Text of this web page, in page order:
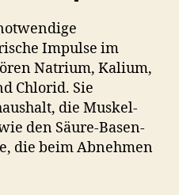
Impulse im
Natrium, Kalium,
Chlorid. Sie
die Muskel-
den Säure-Basen-
die beim Abnehmen